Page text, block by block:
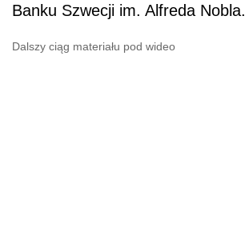
Banku Szwecji im. Alfreda Nobla.
Dalszy ciąg materiału pod wideo